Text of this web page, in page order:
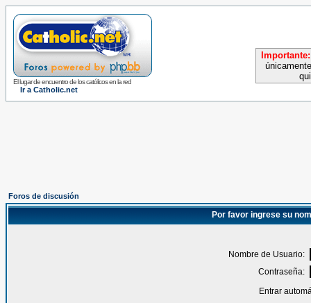
El lugar de encuentro de los católicos en la red
Ir a Catholic.net
Importante:
Foros de discusión
Por favor ingrese su
Nombre de Usuario:
Contraseña:
Entrar